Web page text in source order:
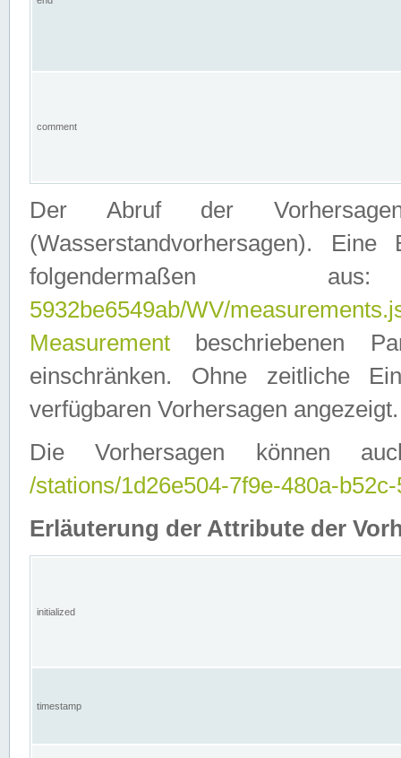
comment
Der Abruf der
(Wasserstandvorhersagen).
folgendermaßen
5932be6549ab/WV/
Measurement beschriebenen
einschränken. Ohne zeitliche
verfügbaren Vorhersagen angezeigt.
Die Vorhersagen können
/stations/1d26e504-7f9e-480a-
Erläuterung der Attribute der
initialized
timestamp